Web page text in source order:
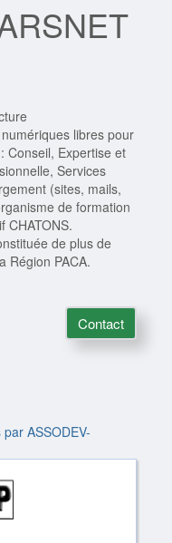
libres pour
Conseil, Expertise et
Services
(sites, mails,
de formation
CHATONS.
de plus de
Région PACA.
Contact
ASSODEV-